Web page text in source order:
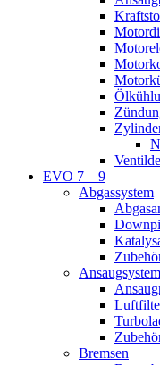
EVO 7 – 9
Abgassystem
Bremsen